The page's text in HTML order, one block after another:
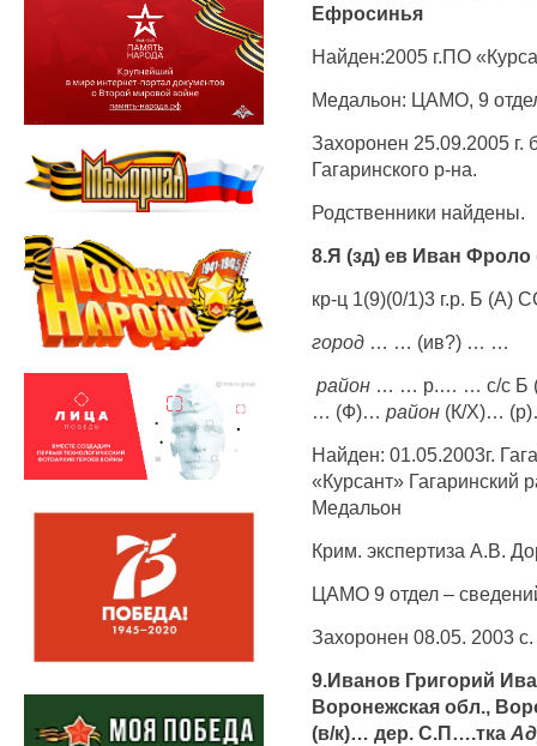
Ефросинья
Найден:2005 г.ПО
Медальон: ЦАМО, 9
Захоронен 25.09.2005 г.
Гагаринского р-на.
Родственники найдены.
8.Я (зд) ев Иван Фроло
кр-ц 1(9)(0/1)3 г.р. Б (А)
город … … (ив?) … …
район
… … р.… … с/с Б
… (Ф)… район (К/Х)…
Найден: 01.05.2003г.
«Курсант» Гагаринский
Медальон
Крим. экспертиза А.В.
ЦАМО 9 отдел –
Захоронен 08.05. 2003
9.Иванов Григорий
Воронежская обл.,
(в/к)… дер. С.П….тка